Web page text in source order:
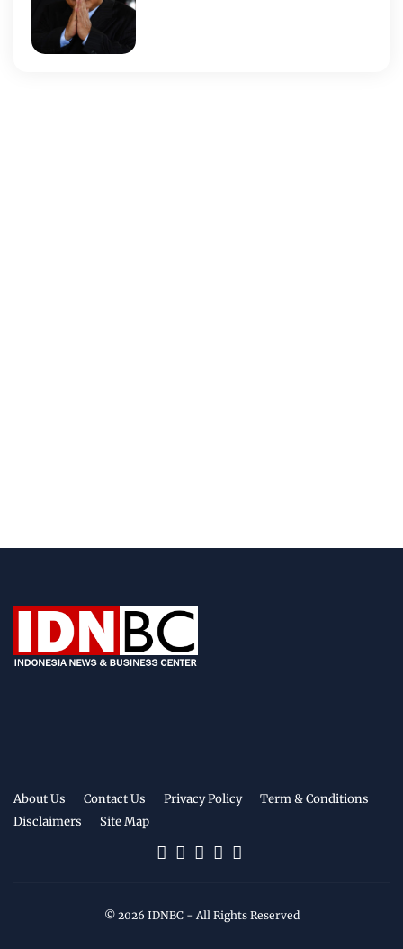
About Us Contact Us Privacy Policy
Term & Conditions
Disclaimers
Site Map
© 2026 IDNBC- All Rights Reserved